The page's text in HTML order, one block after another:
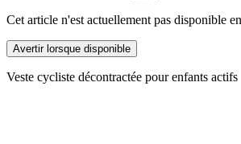
Cet article n'est actuellement pas disponible
Avertir lorsque disponible
Veste cycliste décontractée pour enfants actifs